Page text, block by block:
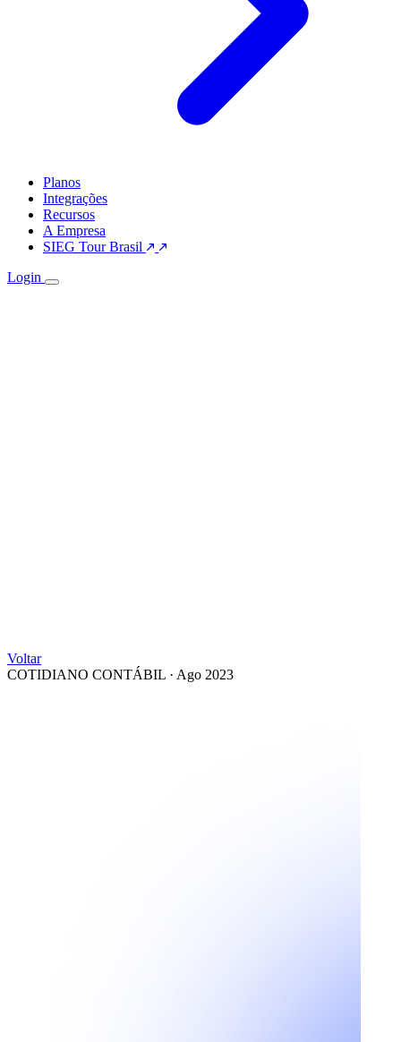
Planos
Integrações
Recursos
A Empresa
SIEG Tour Brasil
Login
Voltar
COTIDIANO CONTÁBIL · Ago 2023